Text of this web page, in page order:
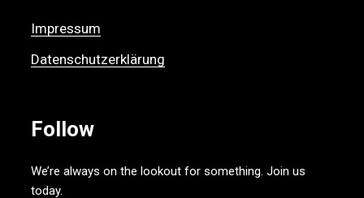
Impressum
Datenschutzerklärung
Follow
We’re always on the lookout for something. Join us
today.